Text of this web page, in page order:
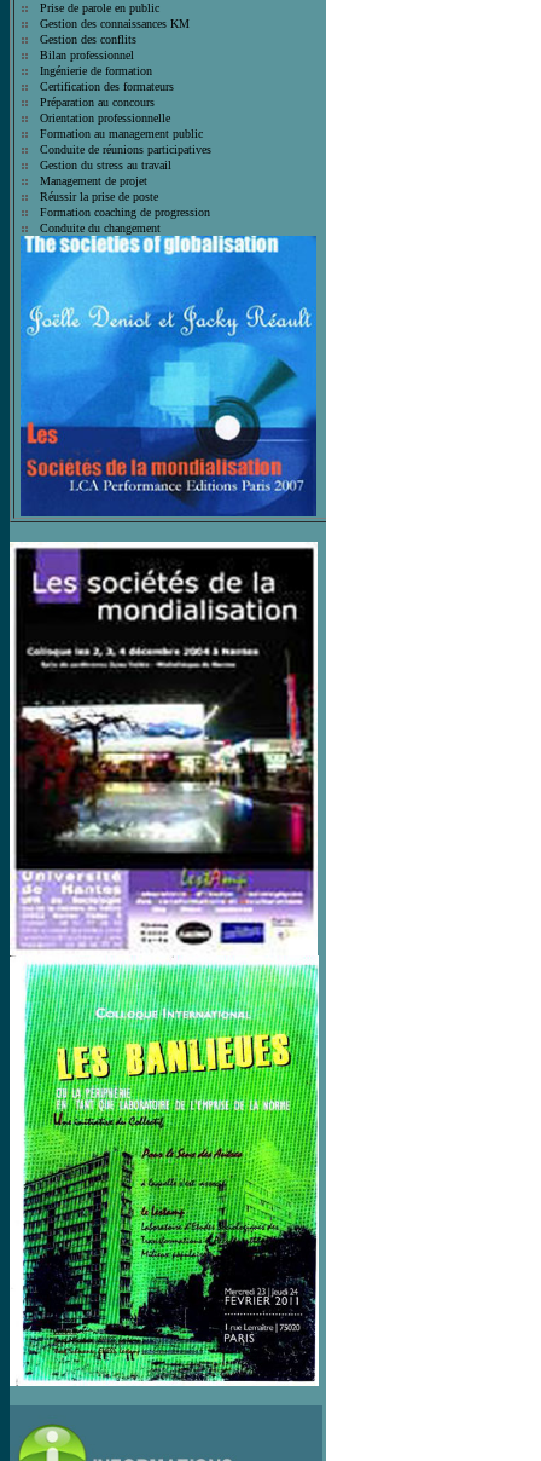
Prise de parole en public
Gestion des connaissances KM
Gestion des conflits
Bilan professionnel
Ingénierie de formation
Certification des formateurs
Préparation au concours
Orientation professionnelle
Formation au management public
Conduite de réunions participatives
Gestion du stress au travail
Management de projet
Réussir la prise de poste
Formation coaching de progression
Conduite du changement